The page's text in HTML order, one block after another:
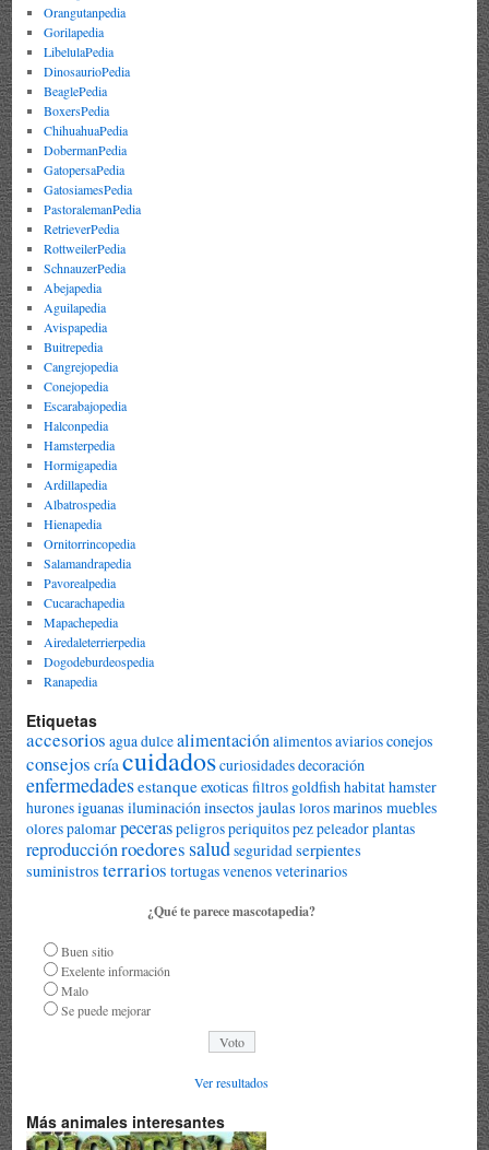
Orangutanpedia
Gorilapedia
LibelulaPedia
DinosaurioPedia
BeaglePedia
BoxersPedia
ChihuahuaPedia
DobermanPedia
GatopersaPedia
GatosiamesPedia
PastoralemanPedia
RetrieverPedia
RottweilerPedia
SchnauzerPedia
Abejapedia
Aguilapedia
Avispapedia
Buitrepedia
Cangrejopedia
Conejopedia
Escarabajopedia
Halconpedia
Hamsterpedia
Hormigapedia
Ardillapedia
Albatrospedia
Hienapedia
Ornitorrincopedia
Salamandrapedia
Pavorealpedia
Cucarachapedia
Mapachepedia
Airedaleterrierpedia
Dogodeburdeospedia
Ranapedia
Etiquetas
accesorios agua dulcealimentaciónalimentosaviariosconejos
consejos críacuidadoscuriosidadesdecoración
enfermedadesestanqueexoticas filtros goldfishhabitathamster
huronesiguanas iluminacióninsectos jaulas lorosmarinos muebles
olorespalomarpeceraspeligrosperiquitospez peleadorplantas
reproducciónroedores saludseguridadserpientes
suministros terrarios tortugasvenenosveterinarios
¿Qué te parece mascotapedia?
Buen sitio
Exelente información
Malo
Se puede mejorar
Ver resultados
Más animales interesantes